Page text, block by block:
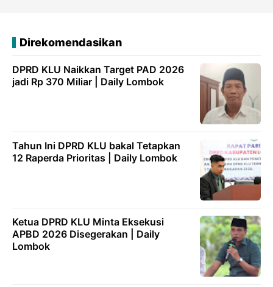
Direkomendasikan
DPRD KLU Naikkan Target PAD 2026
jadi Rp 370 Miliar | Daily Lombok
Tahun Ini DPRD KLU bakal Tetapkan
12 Raperda Prioritas | Daily Lombok
Ketua DPRD KLU Minta Eksekusi
APBD 2026 Disegerakan | Daily
Lombok